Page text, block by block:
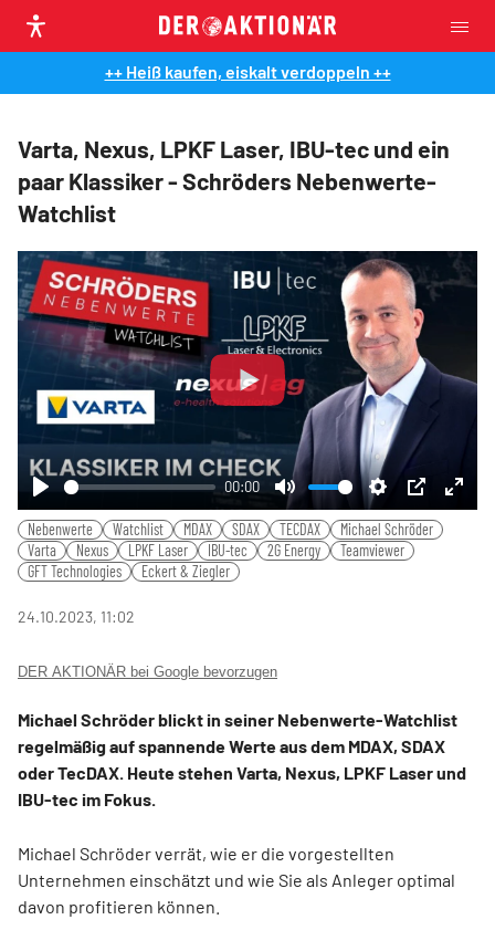
++ Heiß kaufen, eiskalt verdoppeln ++
Varta, Nexus, LPKF Laser, IBU-tec und ein
paar Klassiker - Schröders Nebenwerte-
Watchlist
Play
00:00
Mute Settings
PIP
Play
Nebenwerte Watchlist MDAX SDAX TECDAX
Michael Schröder
Varta
Nexus LPKF Laser IBU-tec 2G Energy
Teamviewer
GFT Technologies
Eckert & Ziegler
24.10.2023, 11:02
DER AKTIONÄR bei Google bevorzugen
Michael Schröder blickt in seiner Nebenwerte-Watchlist
regelmäßig auf spannende Werte aus dem MDAX, SDAX
oder TecDAX. Heute stehen Varta, Nexus, LPKF Laser und
IBU-tec im Fokus.
Michael Schröder verrät, wie er die vorgestellten
Unternehmen einschätzt und wie Sie als Anleger optimal
davon profitieren können.